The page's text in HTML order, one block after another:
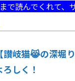
で読んでくれて、
岐猫😹の深堀
しく！